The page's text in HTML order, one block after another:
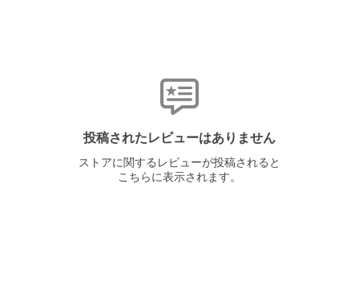
投稿されたレビューはありません
ストアに関するレビューが投稿されると
こちらに表示されます。